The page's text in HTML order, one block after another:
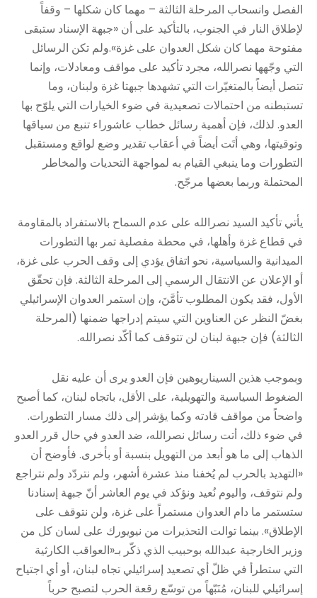
الفصل وانسحاب المرحلة الثالثة – مهما كان شكلها – وقفاً
لإطلاق النار في الجنوب، بالتأكيد على أن «جبهة الإسناد ستبقى
مفتوحة مهما كان شكل العدوان على غزة».ولم تكن الرسائل
التي وجّهها نصرالله، مجرد تأكيد على مواقف ومعادلات، وإنما
تتصل أيضاً بالمتغيّرات التي تشهدها جبهتا غزة ولبنان، وما
تستبطنه من احتمالات تصعيدية في ضوء الخيارات التي يلوّح بها
العدو. لذلك، فإن أهمية رسائل خطاب عاشوراء تنبع من سياقها
وتوقيتها، وهي أتَت أيضاً في أعقاب تقدير وضع لواقع ومستقبل
التطورات وما ينبغي القيام به لمواجهة التحديات والمخاطر
المحتملة وربما بعضها مرجّح.
يأتي تأكيد السيد نصرالله على عدم السماح بالاستفراد بالمقاومة
في قطاع غزة وأهلها، في محطة مفصلية تمر بها التطورات
الميدانية والسياسية، نحو اتفاق يؤدي إلى وقف الحرب على غزة،
أو الإعلان عن الانتقال الرسمي إلى المرحلة الثالثة. فإن تحقّق
الأول، فقد يكون المطلوب تأمَّنَ، وإن استمر العدوان الإسرائيلي
بغضّ النظر عن العناوين التي سيتم إدراجها ضمنها (المرحلة
الثالثة) فإن جبهة لبنان لن تتوقف كما أكّد نصرالله.
وبموجب هذين السيناريوهين فإن العدو يرى أن عليه نقل
الضغوط السياسية والتهويلية، على الأقل، باتجاه لبنان، كما أصبح
واضحاً من مواقف قادته وكما يؤشر إلى ذلك مسار التطورات.
في ضوء ذلك، أتت رسائل نصرالله، ضد العدو في حال قرر العدو
الذهاب إلى ما هو أبعد من التهويل بنسبة أو بأخرى. فأوضح أن
«التهديد بالحرب لم يُخفنا منذ عشرة أشهر، ولم نتردّد ولم نتراجع
ولم نتوقف، واليوم نُعيد ونؤكد في ‏يوم العاشر أنّ جبهة إسنادنا
ستستمر ما دام العدوان مستمراً على غزة، ولن نتوقف على
الإطلاق». بينما توالت التحذيرات من نيويورك على لسان كل من
وزير الخارجية عبدالله بوحبيب الذي ذكّر بـ«العواقب الكارثية
التي ستطرأ في ظلّ أي تصعيد إسرائيلي تجاه لبنان، أو أي اجتياح
إسرائيلي للبنان، مُنَبّهاً من توسّع رقعة الحرب لتصبح حرباً